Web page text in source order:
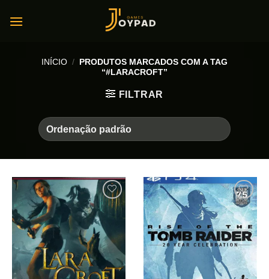
INÍCIO / PRODUTOS MARCADOS COM A TAG
“#LARACROFT”
FILTRAR